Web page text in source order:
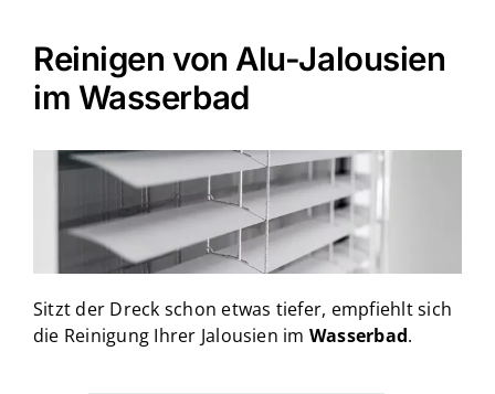
Reinigen von Alu-Jalousien
im Wasserbad
Sitzt der Dreck schon etwas tiefer, empfiehlt sich
die Reinigung Ihrer Jalousien im Wasserbad.